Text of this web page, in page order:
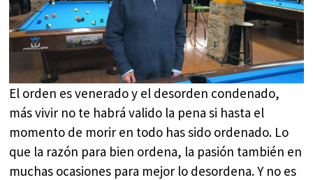
El orden es venerado y el desorden condenado,
más vivir no te habrá valido la pena si hasta el
momento de morir en todo has sido ordenado. Lo
que la razón para bien ordena, la pasión también en
muchas ocasiones para mejor lo desordena. Y no es